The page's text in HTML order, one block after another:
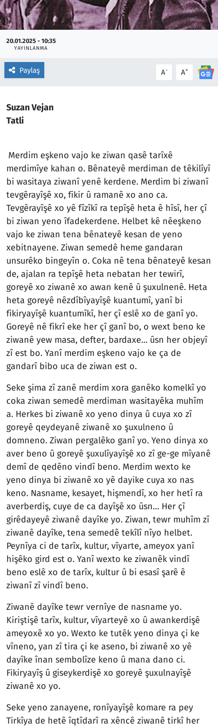
20.01.2025 - 10:35
YAYINLANMA
Paylaş A- A+
Suzan Vejan
Tatli
Merdim eşkeno vajo ke ziwan qasê tarîxê
merdimîye kahan o. Bênateyê merdiman de têkilîyî
bi wasitaya ziwanî yenê kerdene. Merdim bi ziwanî
tevgêrayîşê xo, fikir û ramanê xo ano ca.
Tevgêrayîşê xo yê fîzîkî ra tepîşê heta ê hîsî, her çî
bi ziwan yeno îfadekerdene. Helbet kê nêeşkeno
vajo ke ziwan tena bênateyê kesan de yeno
xebitnayene. Ziwan semedê heme gandaran
unsurêko bingeyîn o. Coka nê tena bênateyê kesan
de, ajalan ra tepîşê heta nebatan her tewirî,
goreyê xo ziwanê xo awan kenê û şuxulnenê. Heta
heta goreyê nêzdîbîyayîşê kuantumî, yanî bi
fikiryayîşê kuantumîkî, her çî eslê xo de ganî yo.
Goreyê nê fikrî eke her çî ganî bo, o wext beno ke
ziwanê yew masa, defter, bardaxe… ûsn her objeyî
zî est bo. Yanî merdim eşkeno vajo ke ça de
gandarî bibo uca de ziwan est o.
Seke şima zî zanê merdim xora ganêko komelkî yo
coka ziwan semedê merdiman wasitayêka muhîm
a. Herkes bi ziwanê xo yeno dinya û cuya xo zî
goreyê qeydeyanê ziwanê xo şuxulneno û
domneno. Ziwan pergalêko ganî yo. Yeno dinya xo
aver beno û goreyê şuxulîyayîşê xo zî ge-ge mîyanê
demî de qedêno vindî beno. Merdim wexto ke
yeno dinya bi ziwanê xo yê dayike cuya xo nas
keno. Nasname, kesayet, hişmendî, xo her hetî ra
averberdiş, cuye de ca dayîşê xo ûsn… Her çî
girêdayeyê ziwanê dayîke yo. Ziwan, tewr muhîm zî
ziwanê dayîke, tena semedê tekîlî nîyo helbet.
Peynîya ci de tarîx, kultur, vîyarte, ameyox yanî
hişêko gird est o. Yanî wexto ke ziwanêk vindî
beno eslê xo de tarîx, kultur û bi esasî şarê ê
ziwanî zî vindî beno.
Ziwanê dayîke tewr vernîye de nasname yo.
Kiriştişê tarîx, kultur, vîyarteyê xo û awankerdişê
ameyoxê xo yo. Wexto ke tutêk yeno dinya çi ke
vîneno, yan zî tira çi ke aseno, bi ziwanê xo yê
dayîke înan sembolîze keno û mana dano ci.
Fikiryayîş û giseykerdişê xo goreyê şuxulnayîşê
ziwanê xo yo.
Seke yeno zanayene, ronîyayîşê komare ra pey
Tirkîya de hetê îqtîdarî ra xêncê ziwanê tirkî her